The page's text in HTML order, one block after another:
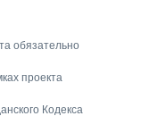
обязательно
проекта
Кодекса